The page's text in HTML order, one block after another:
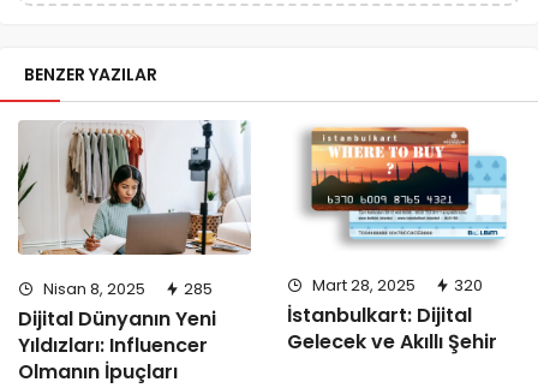
BENZER YAZILAR
Nisan 8, 2025 285
Dijital Dünyanın Yeni
Yıldızları: Influencer
Olmanın İpuçları
Mart 28, 2025 320
İstanbulkart: Dijital
Gelecek ve Akıllı Şehir